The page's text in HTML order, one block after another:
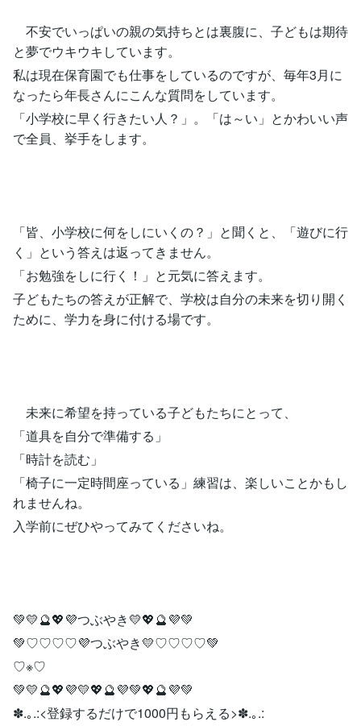
不安でいっぱいの親の気持ちとは裏腹に、子どもは期待
と夢でウキウキしています。
私は現在保育園でも仕事をしているのですが、毎年3月に
なったら年長さんにこんな質問をしています。
「小学校に早く行きたい人？」。「は～い」とかわいい声
で全員、挙手をします。
「皆、小学校に何をしにいくの？」と聞くと、「遊びに行
く」という答えは返ってきません。
「お勉強をしに行く！」と元気に答えます。
子どもたちの答えが正解で、学校は自分の未来を切り開く
ために、学力を身に付ける場です。
未来に希望を持っている子どもたちにとって、
「道具を自分で準備する」
「時計を読む」
「椅子に一定時間座っている」練習は、楽しいことかもし
れませんね。
入学前にぜひやってみてくださいね。
💚💛🔮💖💜つぶやき💛💖🔮💜💚
💚♡♡♡♡💜つぶやき💛♡♡♡♡💚
♡※♡
💚💛🔮💖💜💛💖🔮💜💚💖🔮💜💚
✽.｡.:<登録するだけで1000円もらえる>✽.｡.: